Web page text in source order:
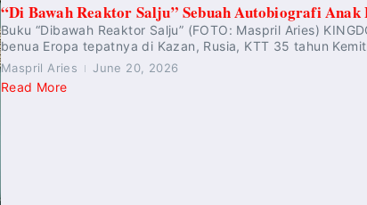
“Di Bawah Reaktor Salju” Sebuah Autobiografi
Buku “Dibawah Reaktor Salju” (FOTO: Maspril Aries)
benua Eropa tepatnya di Kazan, Rusia, KTT 35 tahun
Maspril Aries June 20, 2026
Read More